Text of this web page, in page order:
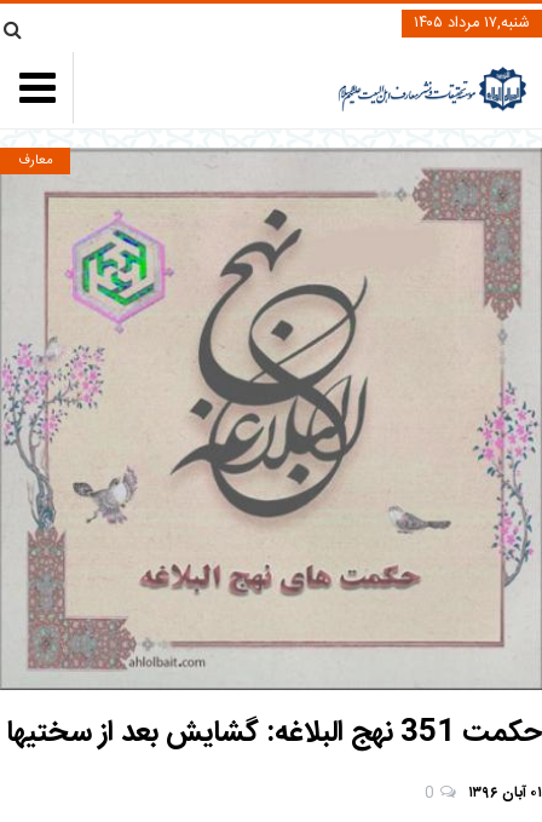
شنبه,۱۷ مرداد ۱۴۰۵
حکمت 351 نهج البلاغه: گشایش بعد از سختیها
۰۱ آبان ۱۳۹۶ 0
معارف